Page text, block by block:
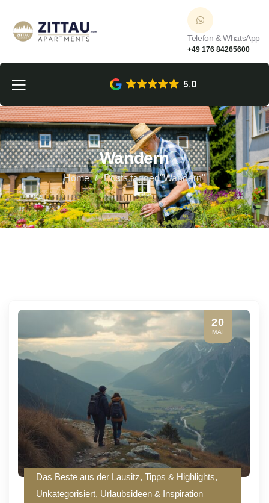
Telefon & WhatsApp
+49 176 84265600
5.0
Wandern
Home Posts tagged"Wandern"
20
MAI
Das Beste aus der Lausitz, Tipps & Highlights,
Unkategorisiert, Urlaubsideen & Inspiration